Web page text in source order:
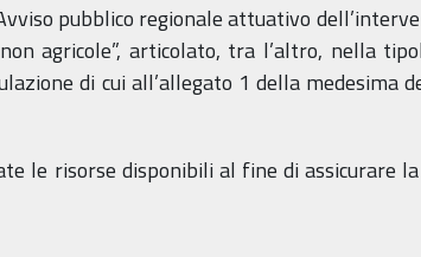
pubblico regionale attuativo
agricole”, articolato, tra l’altro, nella
di cui all’allegato 1 della medesima
le risorse disponibili al fine di assicurare